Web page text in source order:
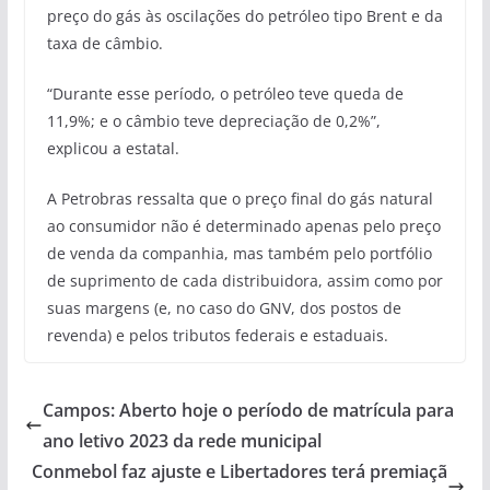
preço do gás às oscilações do petróleo tipo Brent e da
taxa de câmbio.
“Durante esse período, o petróleo teve queda de
11,9%; e o câmbio teve depreciação de 0,2%”,
explicou a estatal.
A Petrobras ressalta que o preço final do gás natural
ao consumidor não é determinado apenas pelo preço
de venda da companhia, mas também pelo portfólio
de suprimento de cada distribuidora, assim como por
suas margens (e, no caso do GNV, dos postos de
revenda) e pelos tributos federais e estaduais.
Campos: Aberto hoje o período de matrícula para
ano letivo 2023 da rede municipal
Conmebol faz ajuste e Libertadores terá premiaçã